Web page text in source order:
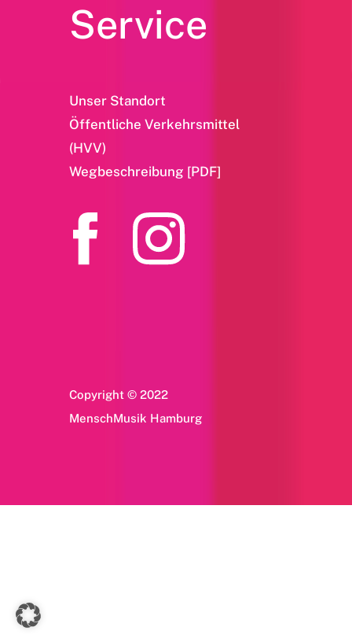
Service
Unser Standort
Öffentliche Verkehrsmittel
(HVV)
Wegbeschreibung [PDF]
Copyright © 2022
MenschMusik Hamburg